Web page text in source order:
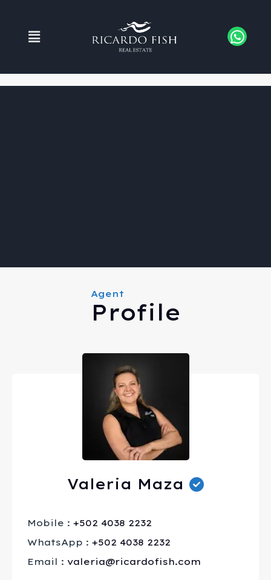
Agent
Profile
Valeria Maza
Mobile : +502 4038 2232
WhatsApp : +502 4038 2232
Email : valeria@ricardofish.com